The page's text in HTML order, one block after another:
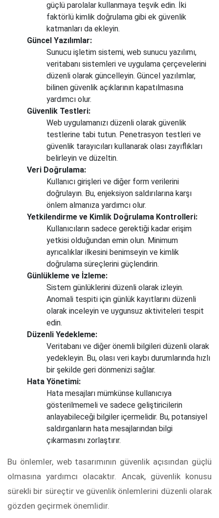
güçlü parolalar kullanmaya teşvik edin. İki
faktörlü kimlik doğrulama gibi ek güvenlik
katmanları da ekleyin.
Güncel Yazılımlar:
Sunucu işletim sistemi, web sunucu yazılımı,
veritabanı sistemleri ve uygulama çerçevelerini
düzenli olarak güncelleyin. Güncel yazılımlar,
bilinen güvenlik açıklarının kapatılmasına
yardımcı olur.
Güvenlik Testleri:
Web uygulamanızı düzenli olarak güvenlik
testlerine tabi tutun. Penetrasyon testleri ve
güvenlik tarayıcıları kullanarak olası zayıflıkları
belirleyin ve düzeltin.
Veri Doğrulama:
Kullanıcı girişleri ve diğer form verilerini
doğrulayın. Bu, enjeksiyon saldırılarına karşı
önlem almanıza yardımcı olur.
Yetkilendirme ve Kimlik Doğrulama Kontrolleri:
Kullanıcıların sadece gerektiği kadar erişim
yetkisi olduğundan emin olun. Minimum
ayrıcalıklar ilkesini benimseyin ve kimlik
doğrulama süreçlerini güçlendirin.
Günlükleme ve İzleme:
Sistem günlüklerini düzenli olarak izleyin.
Anomali tespiti için günlük kayıtlarını düzenli
olarak inceleyin ve uygunsuz aktiviteleri tespit
edin.
Düzenli Yedekleme:
Veritabanı ve diğer önemli bilgileri düzenli olarak
yedekleyin. Bu, olası veri kaybı durumlarında hızlı
bir şekilde geri dönmenizi sağlar.
Hata Yönetimi:
Hata mesajları mümkünse kullanıcıya
gösterilmemeli ve sadece geliştiricilerin
anlayabileceği bilgiler içermelidir. Bu, potansiyel
saldırganların hata mesajlarından bilgi
çıkarmasını zorlaştırır.
Bu önlemler, web tasarımının güvenlik açısından güçlü
olmasına yardımcı olacaktır. Ancak, güvenlik konusu
sürekli bir süreçtir ve güvenlik önlemlerini düzenli olarak
gözden geçirmek önemlidir.